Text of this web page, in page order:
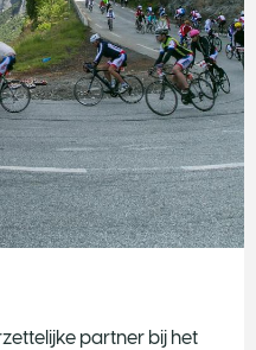
partner bij het